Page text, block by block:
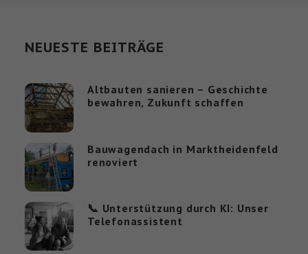
NEUESTE BEITRÄGE
Altbauten sanieren – Geschichte
bewahren, Zukunft schaffen
Bauwagendach in Marktheidenfeld
renoviert
📞 Unterstützung durch KI: Unser
Telefonassistent